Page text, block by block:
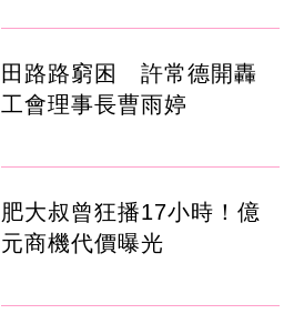
田路路窮困 許常德開轟
工會理事長曹雨婷
肥大叔曾狂播17小時！億
元商機代價曝光